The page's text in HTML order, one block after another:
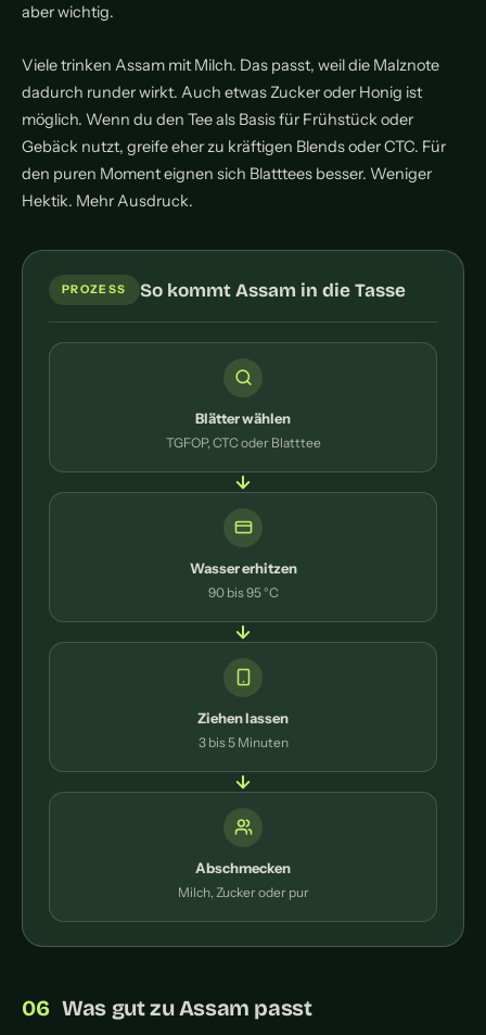
aber wichtig.
Viele trinken Assam mit Milch. Das passt, weil die Malznote
dadurch runder wirkt. Auch etwas Zucker oder Honig ist
möglich. Wenn du den Tee als Basis für Frühstück oder
Gebäck nutzt, greife eher zu kräftigen Blends oder CTC. Für
den puren Moment eignen sich Blatttees besser. Weniger
Hektik. Mehr Ausdruck.
PROZESS So kommt Assam in die Tasse
Blätter wählen
TGFOP, CTC oder Blatttee
Wasser erhitzen
90 bis 95 °C
Ziehen lassen
3 bis 5 Minuten
Abschmecken
Milch, Zucker oder pur
Was gut zu Assam passt